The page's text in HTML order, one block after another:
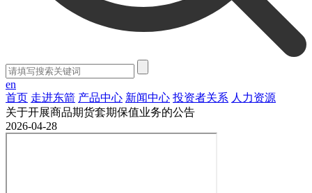
en
首页 走进东箭 产品中心 新闻中心 投资者关系 人力资源
关于开展商品期货套期保值业务的公告
2026-04-28